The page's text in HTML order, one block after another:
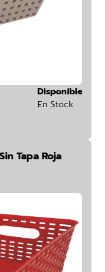
Disponible
En Stock
Tapa Roja